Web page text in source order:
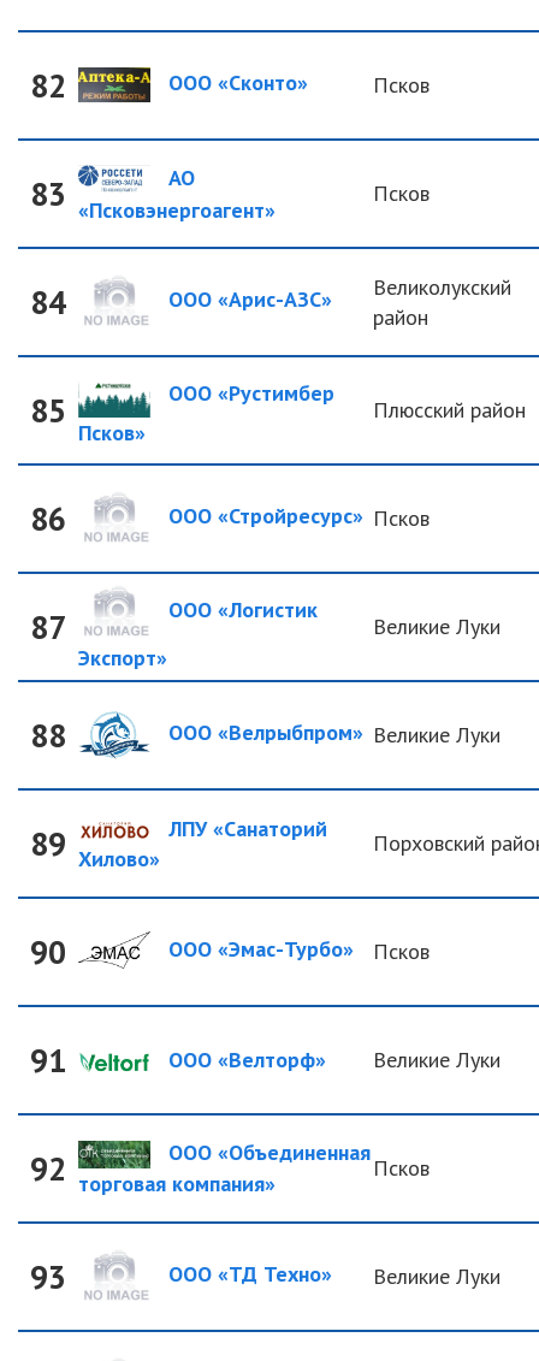
82 ООО «Сконто» Псков
83
АО
«Псковэнергоагент»
Псков
84 ООО «Арис-АЗС»
Великолукский
район
85
ООО «Рустимбер
Псков»
Плюсский район
86 ООО «Стройресурс» Псков
87
ООО «Логистик
Экспорт»
Великие Луки
88 ООО «Велрыбпром» Великие Луки
89
ЛПУ «Санаторий
Хилово»
Порховский
90 ООО «Эмас-Турбо» Псков
91 ООО «Велторф» Великие Луки
92
ООО «Объединенная
торговая компания»
Псков
93 ООО «ТД Техно» Великие Луки